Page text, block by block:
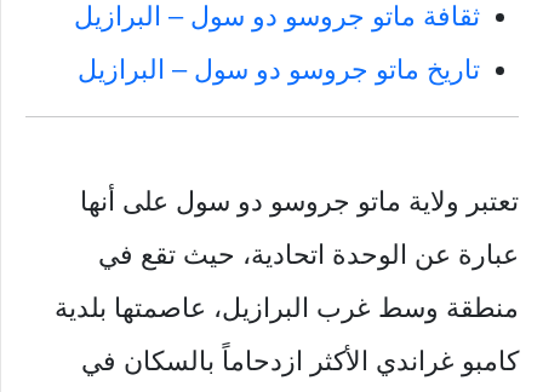
ثقافة ماتو جروسو دو سول – البرازيل
تاريخ ماتو جروسو دو سول – البرازيل
تعتبر ولاية ماتو جروسو دو سول على أنها
عبارة عن الوحدة اتحادية، حيث تقع في
منطقة وسط غرب البرازيل، عاصمتها بلدية
كامبو غراندي الأكثر ازدحاماً بالسكان في